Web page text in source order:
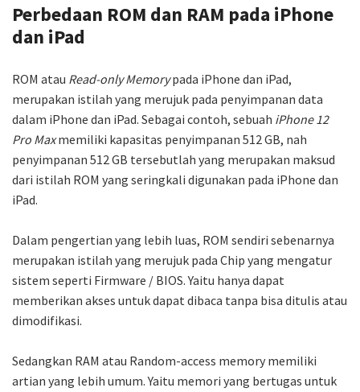
Perbedaan ROM dan RAM pada iPhone
dan iPad
ROM atau Read-only Memorypada iPhone dan iPad,
merupakan istilah yang merujuk pada penyimpanan data
dalam iPhone dan iPad. Sebagai contoh, sebuah iPhone 12
Pro Maxmemiliki kapasitas penyimpanan 512 GB, nah
penyimpanan 512 GB tersebutlah yang merupakan maksud
dari istilah ROM yang seringkali digunakan pada iPhone dan
iPad.
Dalam pengertian yang lebih luas, ROM sendiri sebenarnya
merupakan istilah yang merujuk pada Chip yang mengatur
sistem seperti Firmware / BIOS. Yaitu hanya dapat
memberikan akses untuk dapat dibaca tanpa bisa ditulis atau
dimodifikasi.
Sedangkan RAM atau Random-access memory memiliki
artian yang lebih umum. Yaitu memori yang bertugas untuk